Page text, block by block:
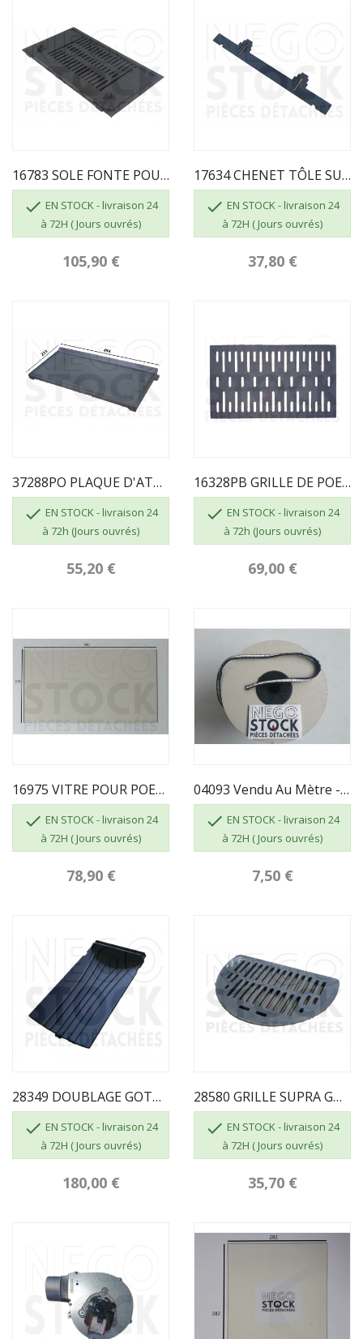
16783 SOLE FONTE POUR POELE SUPRA
 EN STOCK - livraison 24
à 72H ( Jours ouvrés)
105,90 €
17634 CHENET TÔLE SUPRA ALSACE
 EN STOCK - livraison 24
à 72H ( Jours ouvrés)
37,80 €
37288PO PLAQUE D'ATRE SUPRA 16784PB 27299...
 EN STOCK - livraison 24
à 72h (Jours ouvrés)
55,20 €
16328PB GRILLE DE POELE A BOIS SUPRA 670 G ET...
 EN STOCK - livraison 24
à 72h (Jours ouvrés)
69,00 €
16975 VITRE POUR POELE A BOIS SUPRA
 EN STOCK - livraison 24
à 72H ( Jours ouvrés)
78,90 €
04093 Vendu Au Mètre - JOINT PLAT AUTOCOLLANT...
 EN STOCK - livraison 24
à 72H ( Jours ouvrés)
7,50 €
28349 DOUBLAGE GOTHAM 28349NOIBC FR1041190B SUPRA
 EN STOCK - livraison 24
à 72H ( Jours ouvrés)
180,00 €
28580 GRILLE SUPRA GOTHAM FR1067520B
 EN STOCK - livraison 24
à 72H ( Jours ouvrés)
35,70 €